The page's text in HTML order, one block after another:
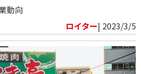
動向
ロイター| 2023/3/5